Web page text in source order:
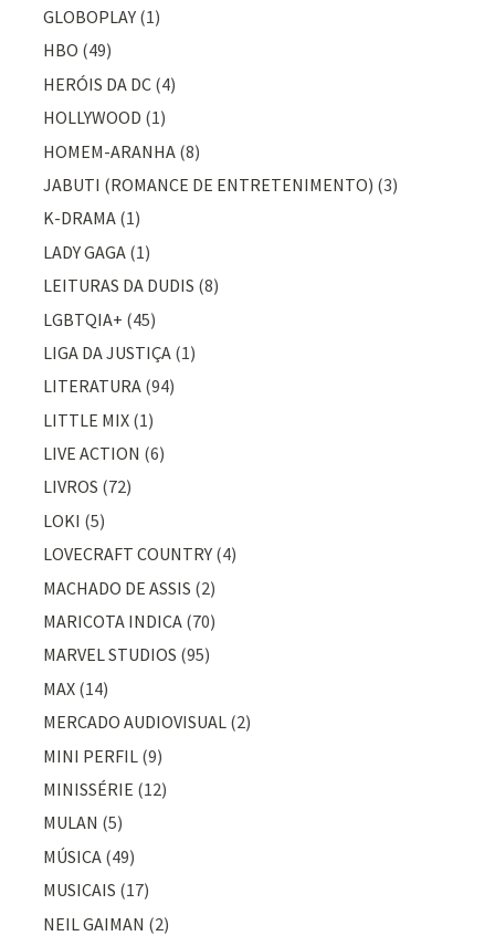
GLOBOPLAY (1)
HBO (49)
HERÓIS DA DC (4)
HOLLYWOOD (1)
HOMEM-ARANHA (8)
JABUTI (ROMANCE DE ENTRETENIMENTO) (3)
K-DRAMA (1)
LADY GAGA (1)
LEITURAS DA DUDIS (8)
LGBTQIA+ (45)
LIGA DA JUSTIÇA (1)
LITERATURA (94)
LITTLE MIX (1)
LIVE ACTION (6)
LIVROS (72)
LOKI (5)
LOVECRAFT COUNTRY (4)
MACHADO DE ASSIS (2)
MARICOTA INDICA (70)
MARVEL STUDIOS (95)
MAX (14)
MERCADO AUDIOVISUAL (2)
MINI PERFIL (9)
MINISSÉRIE (12)
MULAN (5)
MÚSICA (49)
MUSICAIS (17)
NEIL GAIMAN (2)